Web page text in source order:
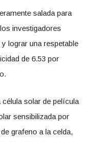
salada para
investigadores
lograr una respetable
de 6.53 por
solar de película
sensibilizada por
grafeno a la celda,